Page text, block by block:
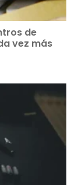
de
vez más